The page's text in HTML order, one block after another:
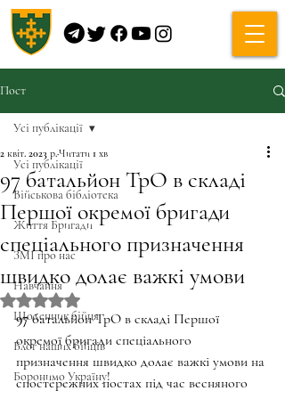
Пост
Усі публікації
Військова бібліотека
Життя Бригади
ЗМІ про нас
Навчання
Щоденник бійця
Блог наших бійців
Боронимо Україну!
Усі публікації
97 батальйон ТрО в складі
Першої окремої бригади
спеціального призначення
швидко долає важкі умови
2 квіт. 2023 р.Читати 1 хв
Оцінка: NaN з 5 зірок.
97 батальйон ТрО в складі Першої
окремої бригади спеціального
призначення швидко долає важкі умови на
спостережних постах під час весняного